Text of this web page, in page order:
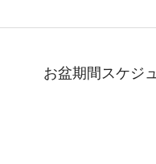
お盆期間スケジ